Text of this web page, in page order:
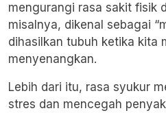
mengurangi rasa sakit fisik
misalnya, dikenal sebagai
dihasilkan tubuh ketika kita
menyenangkan.
Lebih dari itu, rasa syukur
stres dan mencegah